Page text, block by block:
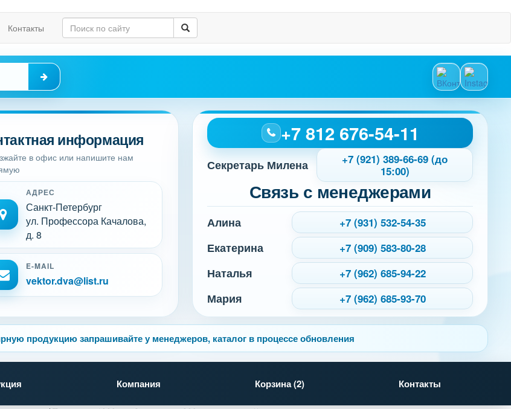
Контакты
информация
в офис или напишите нам
АДРЕС
Санкт-Петербург
ул. Профессора Качалова,
д. 8
E-MAIL
vektor.dva@list.ru
+7 812 676-54-11
Секретарь Милена
+7 (921) 389-66-69 (до
15:00)
Связь с менеджерами
Алина +7 (931) 532-54-35
Екатерина +7 (909) 583-80-28
Наталья +7 (962) 685-94-22
Мария +7 (962) 685-93-70
продукцию запрашивайте у менеджеров, каталог в процессе обновления
Компания Корзина (2) Контакты